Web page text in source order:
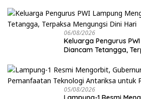
Kosong dan Lahan
Disorot
06/08/2026
Keluarga Pengurus
Diancam Tetangga,
05/08/2026